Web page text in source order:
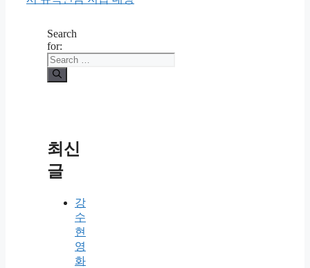
Search
for:
최신
글
강
수
현
영
화